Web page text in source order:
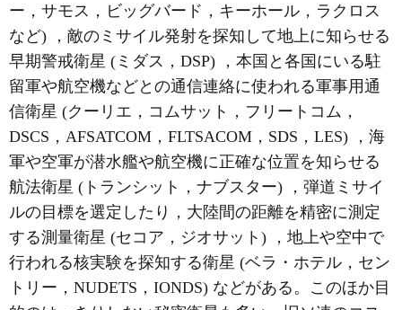
ー，サモス，ビッグバード，キーホール，ラクロス
など) ，敵のミサイル発射を探知して地上に知らせる
早期警戒衛星 (ミダス，DSP) ，本国と各国にいる駐
留軍や航空機などとの通信連絡に使われる軍事用通
信衛星 (クーリエ，コムサット，フリートコム，
DSCS，AFSATCOM，FLTSACOM，SDS，LES) ，海
軍や空軍が潜水艦や航空機に正確な位置を知らせる
航法衛星 (トランシット，ナブスター) ，弾道ミサイ
ルの目標を選定したり，大陸間の距離を精密に測定
する測量衛星 (セコア，ジオサット) ，地上や空中で
行われる核実験を探知する衛星 (ベラ・ホテル，セン
トリー，NUDETS，IONDS) などがある。このほか目